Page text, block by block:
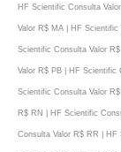
HF Scientific Consulta
Valor R$ MA | HF
Scientific Consulta Valor
Valor R$ PB | HF Scientific
Scientific Consulta Valor
R$ RN | HF Scientific
Consulta Valor R$ RR | HF